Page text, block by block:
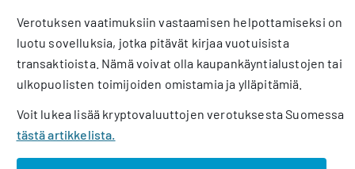
Verotuksen vaatimuksiin vastaamisen helpottamiseksi on
luotu sovelluksia, jotka pitävät kirjaa vuotuisista
transaktioista. Nämä voivat olla kaupankäyntialustojen tai
ulkopuolisten toimijoiden omistamia ja ylläpitämiä.
Voit lukea lisää kryptovaluuttojen verotuksesta Suomessa
tästä artikkelista.